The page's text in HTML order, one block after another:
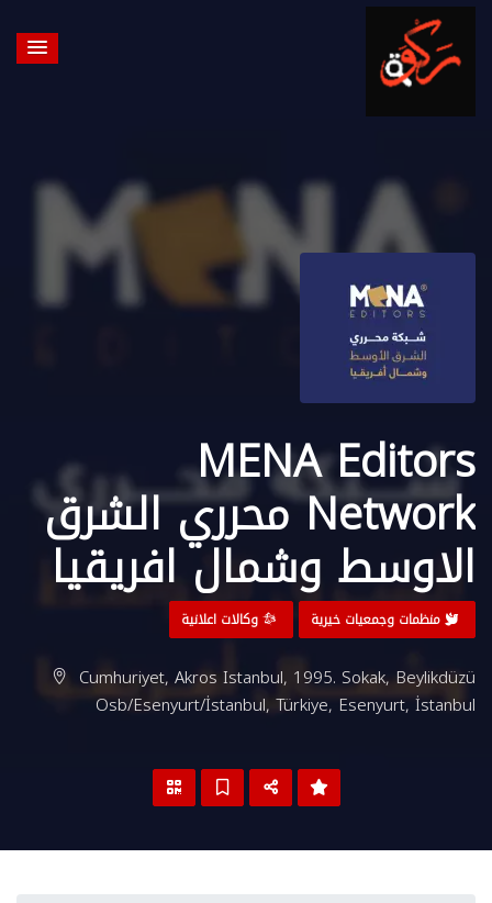
MENA Editors
Network محرري الشرق
الاوسط وشمال افريقيا
منظمات وجمعيات خيرية وكالات اعلانية
Cumhuriyet, Akros Istanbul, 1995. Sokak, Beylikdüzü
Osb/Esenyurt/İstanbul, Türkiye, Esenyurt, İstanbul